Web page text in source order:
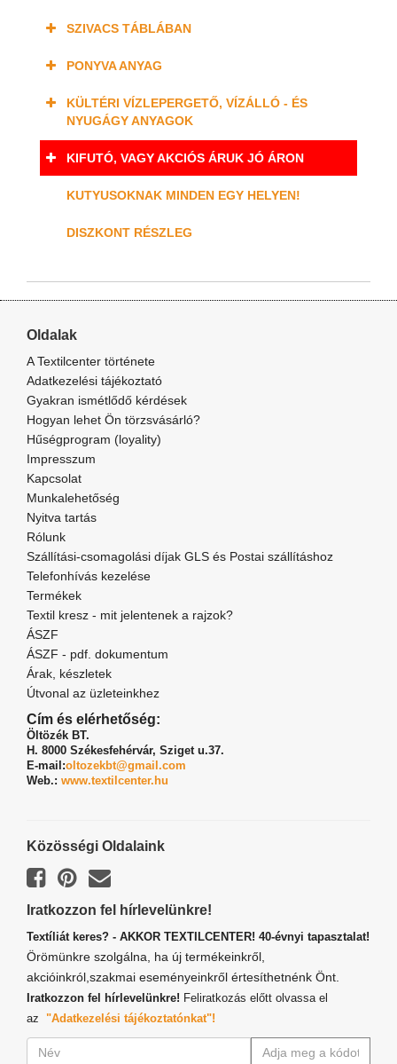
SZIVACS TÁBLÁBAN
PONYVA ANYAG
KÜLTÉRI VÍZLEPERGETŐ, VÍZÁLLÓ - ÉS
NYUGÁGY ANYAGOK
KIFUTÓ, VAGY AKCIÓS ÁRUK JÓ ÁRON
KUTYUSOKNAK MINDEN EGY HELYEN!
DISZKONT RÉSZLEG
Oldalak
A Textilcenter története
Adatkezelési tájékoztató
Gyakran ismétlődő kérdések
Hogyan lehet Ön törzsvásárló?
Hűségprogram (loyality)
Impresszum
Kapcsolat
Munkalehetőség
Nyitva tartás
Rólunk
Szállítási-csomagolási díjak GLS és Postai szállításhoz
Telefonhívás kezelése
Termékek
Textil kresz - mit jelentenek a rajzok?
ÁSZF
ÁSZF - pdf. dokumentum
Árak, készletek
Útvonal az üzleteinkhez
Cím és elérhetőség:
Öltözék BT.
H. 8000 Székesfehérvár, Sziget u.37.
E-mail:oltozekbt@gmail.com
Web.: www.textilcenter.hu
Közösségi Oldalaink
Iratkozzon fel hírlevelünkre!
Textíliát keres? - AKKOR TEXTILCENTER! 40-évnyi tapasztalat!
Örömünkre szolgálna, ha új termékeinkről,
akcióinkról,szakmai eseményeinkről értesíthetnénk Önt.
Iratkozzon fel hírlevelünkre! Feliratkozás előtt olvassa el
az "Adatkezelési tájékoztatónkat"!